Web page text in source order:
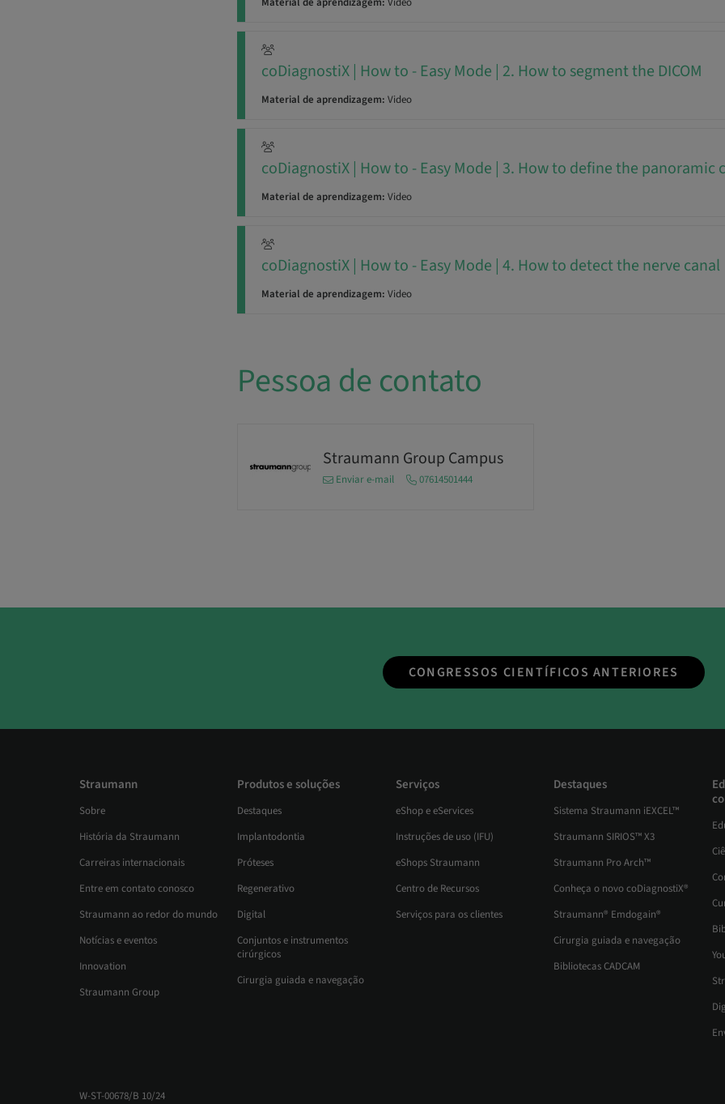
coDiagnostiX | How to - Easy Mode | 2. How to segment the DICOM
Material de aprendizagem: Video
coDiagnostiX | How to - Easy Mode | 3. How to define the panoramic
Material de aprendizagem: Video
coDiagnostiX | How to - Easy Mode | 4. How to detect the nerve canal
Material de aprendizagem: Video
Pessoa de contato
Straumann Group Campus
Enviar e-mail 07614501444
CONGRESSOS CIENTÍFICOS ANTERIORES
Straumann
Sobre
História da Straumann
Carreiras internacionais
Entre em contato conosco
Straumann ao redor do mundo
Notícias e eventos
Innovation
Straumann Group
Produtos e soluções
Destaques
Implantodontia
Próteses
Regenerativo
Digital
Conjuntos e instrumentos
cirúrgicos
Cirurgia guiada e navegação
Serviços
eShop e eServices
Instruções de uso (IFU)
eShops Straumann
Centro de Recursos
Serviços para os clientes
Destaques
Sistema Straumann iEXCEL™
Straumann SIRIOS™ X3
Straumann Pro Arch™
Conheça o novo coDiagnostiX®
Straumann® Emdogain®
Cirurgia guiada e navegação
Bibliotecas CADCAM
W-ST-00678/B 10/24